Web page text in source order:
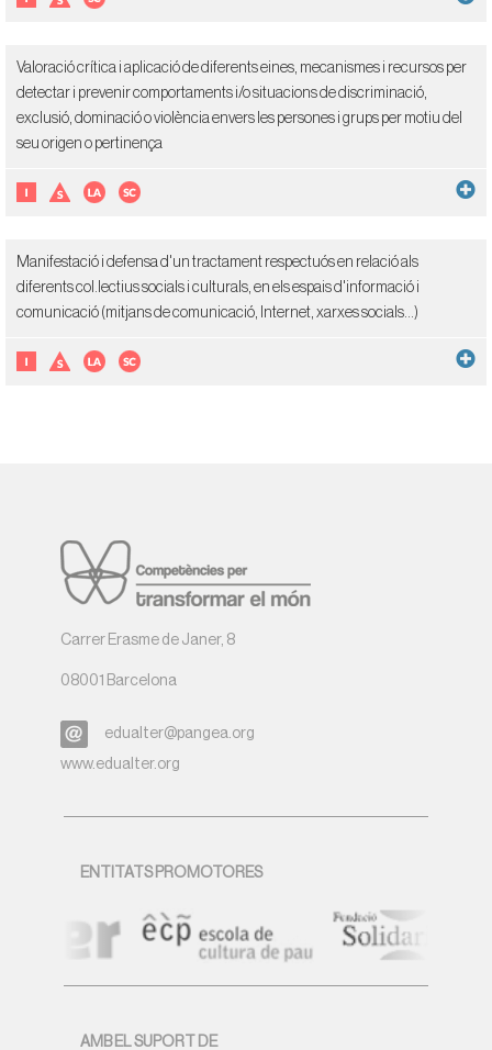
Valoració crítica i aplicació de diferents eines, mecanismes i recursos per
detectar i prevenir comportaments i/o situacions de discriminació,
exclusió, dominació o violència envers les persones i grups per motiu del
seu origen o pertinença
Manifestació i defensa d'un tractament respectuós en relació als
diferents col.lectius socials i culturals, en els espais d'informació i
comunicació (mitjans de comunicació, Internet, xarxes socials...)
Carrer Erasme de Janer, 8
08001 Barcelona
edualter@pangea.org
www.edualter.org
ENTITATS PROMOTORES
AMB EL SUPORT DE